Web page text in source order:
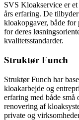
SVS Kloakservice er
års erfaring. De
kloakopgaver, både
for deres
kvalitetsstandarder.
Struktør Funch
Struktør Funch har
kloakarbejde og
erfaring med både
renovering af
private og